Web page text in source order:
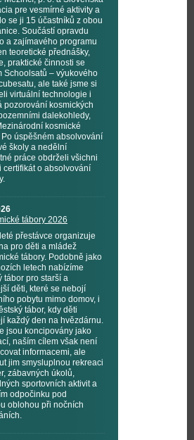
pre vesmírné aktivity a
se ji 15 účastníků z obou
Součástí opravdu
a zajímavého programu
teoretické přednášky,
praktické činnosti se
Schoolsatů – výukového
ale také jsme si
virtuální technologie i
pozorování kosmických
dalekohledy,
kosmické
úspěšném absolvování
školy a nedělní
práce obdrželi všichni
certifikát o absolvování
tábory 2026
přestávce organizuje
pro děti a mládež
tábory. Podobně jako
letech nabízíme
tábor pro starší a
děti, které se nebojí
pobytu mimo domov, i
tábor, kdy děti
každý den na hvězdárnu.
jsou koncipovány jako
naším cílem však není
informacemi, ale
jim smysluplnou rekreaci
zábavných úkolů,
sportovních aktivit a
odpočinku pod
oblohou při nočních